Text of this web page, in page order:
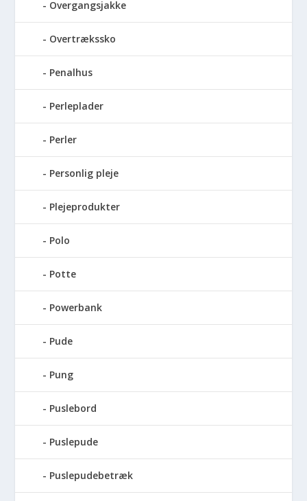
Overgangsjakke
Overtrækssko
Penalhus
Perleplader
Perler
Personlig pleje
Plejeprodukter
Polo
Potte
Powerbank
Pude
Pung
Puslebord
Puslepude
Puslepudebetræk